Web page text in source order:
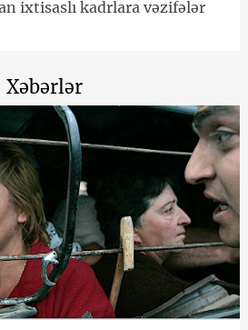
ixtisaslı kadrlara vəzifələr
Xəbərlər